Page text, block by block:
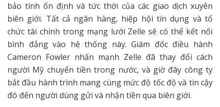
bảo tính ổn định và tức thời của các giao dịch xuyên
biên giới. Tất cả ngân hàng, hiệp hội tín dụng và tổ
chức tài chính trong mạng lưới Zelle sẽ có thể kết nối
bình đẳng vào hệ thống này. Giám đốc điều hành
Cameron Fowler nhấn mạnh Zelle đã thay đổi cách
người Mỹ chuyển tiền trong nước, và giờ đây công ty
bắt đầu hành trình mang cùng mức độ tốc độ và tin cậy
đó đến người dùng gửi và nhận tiền qua biên giới.